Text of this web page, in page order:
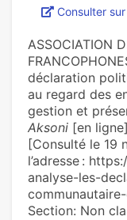
Consulter
ASSOCIATION
déclaration
au regard des
gestion et
Aksoni [en
[Consulté le 19
l’adresse :
analyse-les-
Section: Non